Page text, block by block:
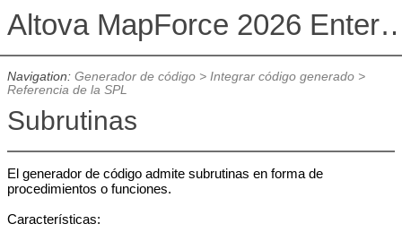
Altova MapForce 2026
Navigation: Generador de código> Integrar código generado>
Referencia de la SPL
Subrutinas
El generador de código admite subrutinas en forma de
procedimientos o funciones.
Características: